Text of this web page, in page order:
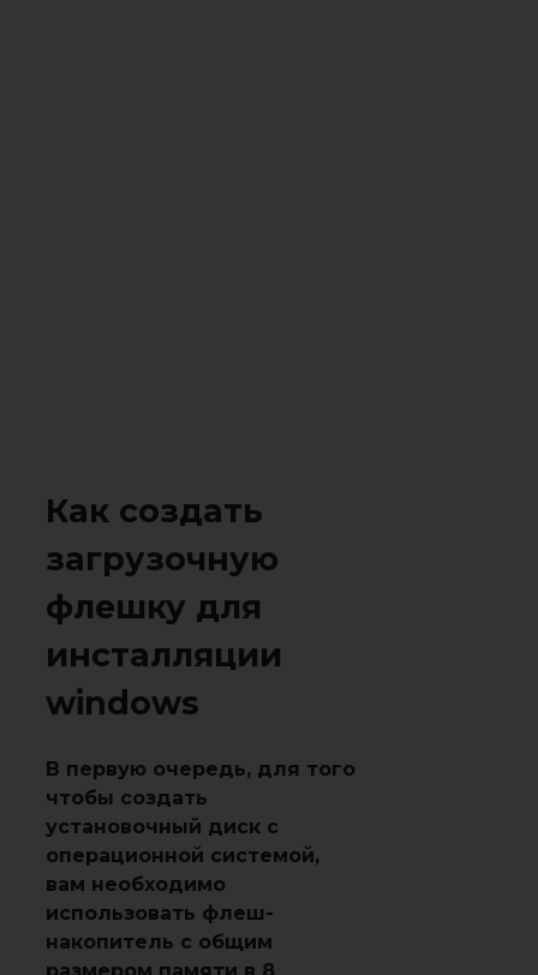
Как создать
загрузочную
флешку для
инсталляции
windows
В первую очередь, для того
чтобы создать
установочный диск с
операционной системой,
вам необходимо
использовать флеш-
накопитель с общим
размером памяти в 8